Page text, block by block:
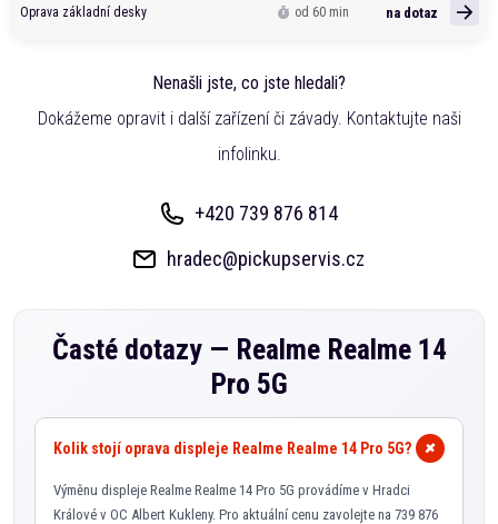
Oprava základní desky od 60 min na dotaz
Nenašli jste, co jste hledali?
Dokážeme opravit i další zařízení či závady. Kontaktujte naši
infolinku.
+420 739 876 814
hradec@pickupservis.cz
Časté dotazy — Realme Realme 14
Pro 5G
Kolik stojí oprava displeje Realme Realme 14 Pro 5G?
Výměnu displeje Realme Realme 14 Pro 5G provádíme v Hradci
Králové v OC Albert Kukleny. Pro aktuální cenu zavolejte na 739 876